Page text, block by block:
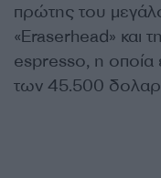
πρώτης του
«Eraserhead» και
espresso, η οποία
των 45.500